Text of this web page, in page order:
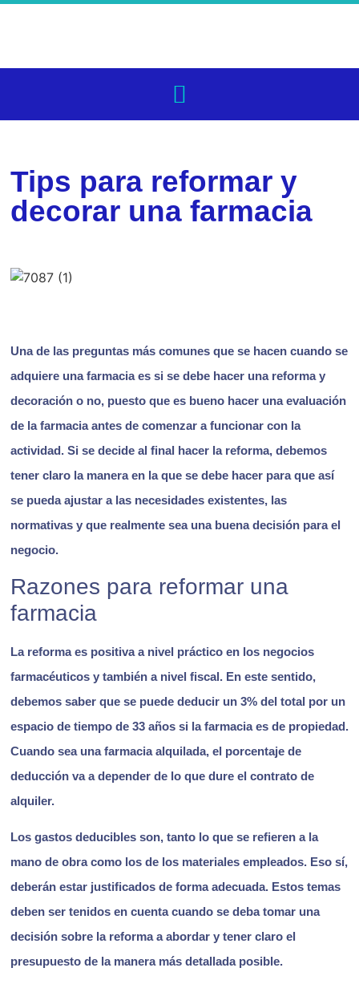
Tips para reformar y
decorar una farmacia
Una de las preguntas más comunes que se hacen cuando se
adquiere una farmacia es si se debe hacer una reforma y
decoración o no, puesto que es bueno hacer una evaluación
de la farmacia antes de comenzar a funcionar con la
actividad. Si se decide al final hacer la reforma, debemos
tener claro la manera en la que se debe hacer para que así
se pueda ajustar a las necesidades existentes, las
normativas y que realmente sea una buena decisión para el
negocio.
Razones para reformar una
farmacia
La reforma es positiva a nivel práctico en los negocios
farmacéuticos y también a nivel fiscal. En este sentido,
debemos saber que se puede deducir un 3% del total por un
espacio de tiempo de 33 años si la farmacia es de propiedad.
Cuando sea una farmacia alquilada, el porcentaje de
deducción va a depender de lo que dure el contrato de
alquiler.
Los gastos deducibles son, tanto lo que se refieren a la
mano de obra como los de los materiales empleados. Eso sí,
deberán estar justificados de forma adecuada. Estos temas
deben ser tenidos en cuenta cuando se deba tomar una
decisión sobre la reforma a abordar y tener claro el
presupuesto de la manera más detallada posible.